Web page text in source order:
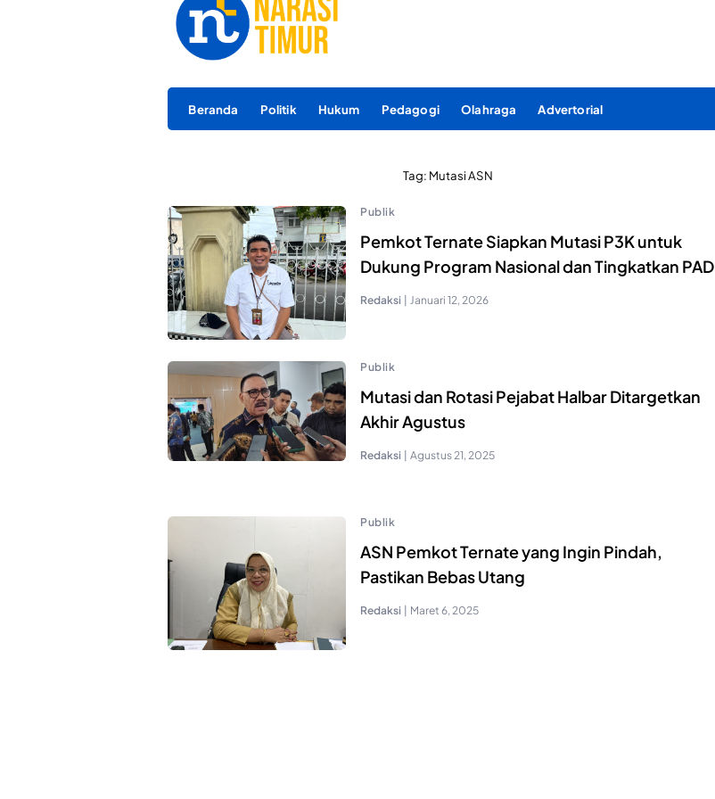
Beranda Politik Hukum Pedagogi Olahraga Advertorial
Tag: Mutasi ASN
Publik
Pemkot Ternate Siapkan Mutasi P3K untuk
Dukung Program Nasional dan Tingkatkan PAD
Redaksi | Januari 12, 2026
Publik
Mutasi dan Rotasi Pejabat Halbar Ditargetkan
Akhir Agustus
Redaksi | Agustus 21, 2025
Publik
ASN Pemkot Ternate yang Ingin Pindah,
Pastikan Bebas Utang
Redaksi | Maret 6, 2025